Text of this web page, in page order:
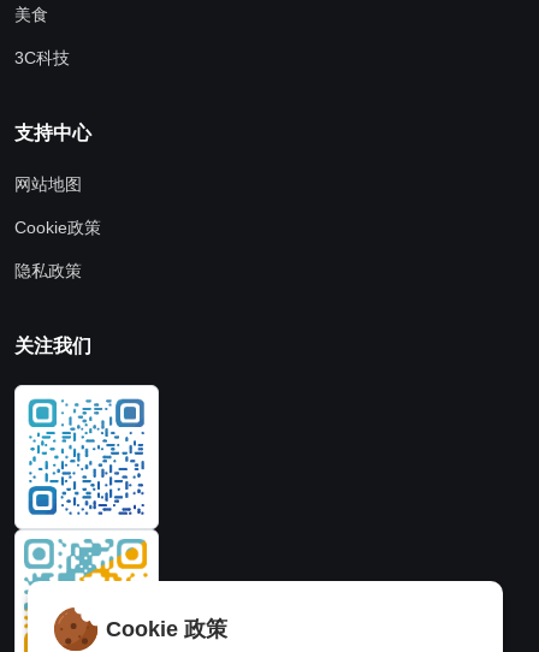
美食
3C科技
支持中心
网站地图
Cookie政策
隐私政策
关注我们
Cookie 政策